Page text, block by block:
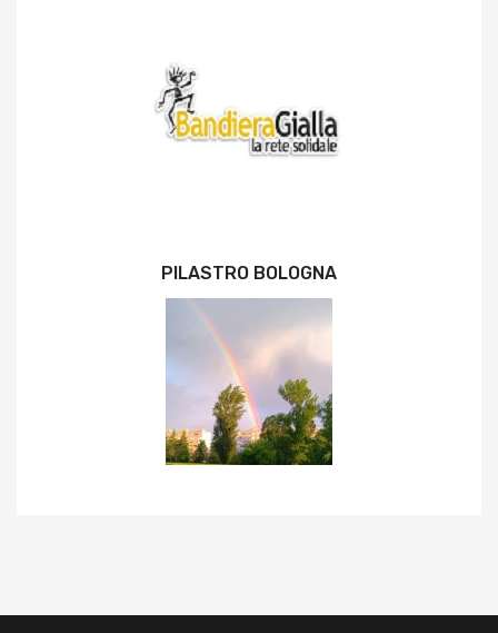
PILASTRO BOLOGNA